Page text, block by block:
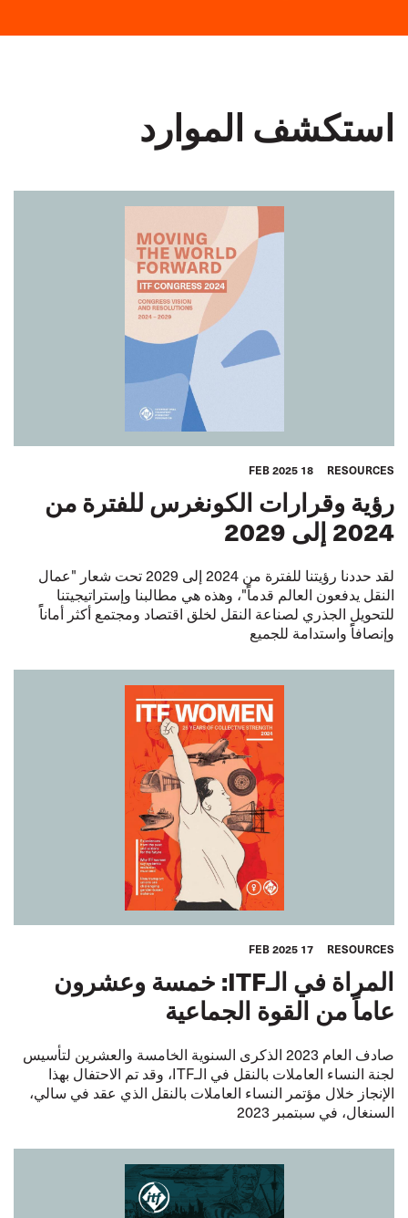
استكشف الموارد
RESOURCES
18 FEB 2025
رؤية وقرارات الكونغرس للفترة من
2024 إلى 2029
لقد حددنا رؤيتنا للفترة من 2024 إلى 2029 تحت شعار "عمال
النقل يدفعون العالم قدماًً"، وهذه هي مطالبنا وإستراتيجيتنا
للتحويل الجذري لصناعة النقل لخلق اقتصاد ومجتمع أكثر أماناًً
وإنصافاًً واستدامة للجميع
RESOURCES
17 FEB 2025
المراة في الـITF: خمسة وعشرون
عاماً من القوة الجماعية
صادف العام 2023 الذكرى السنوية الخامسة والعشرين لتأسيس
لجنة النساء العاملات بالنقل في الـITF، وقد تم الاحتفال بهذا
الإنجاز خلال مؤتمر النساء العاملات بالنقل الذي عقد في سالي،
السنغال، في سبتمبر 2023